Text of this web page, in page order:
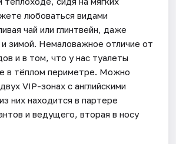
любоваться видами
чай или глинтвейн, даже
зимой. Немаловажное отличие от
и в том, что у нас туалеты
в тёплом периметре. Можно
VIP-зонах с английскими
них находится в партере
и ведущего, вторая в носу